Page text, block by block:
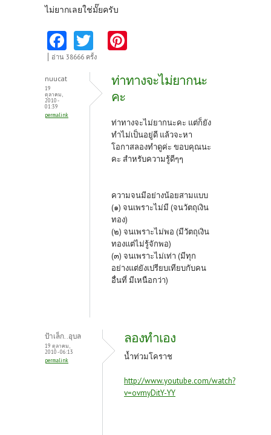
ไม่ยากเลยใช่มั๊ยครับ
Fa
ce
b
o
w
itt
er
er
t
อ่าน 38666 ครั้ง
nuucat
19
ตุลาคม,
2010 -
01:39
permalink
ท่าทางจะไม่ยากนะ
คะ
ท่าทางจะไม่ยากนะคะ แต่ก็ยัง
ทำไม่เป็นอยู่ดี แล้วจะหา
โอกาสลองทำดูค่ะ ขอบคุณนะ
คะ สำหรับความรู้ดีๆๆ
ความจนมีอย่างน้อยสามแบบ
(๑) จนเพราะไม่มี (จนวัตถุเงิน
ทอง)
(๒) จนเพราะไม่พอ (มีวัตถุเงิน
ทองแต่ไม่รู้จักพอ)
(๓) จนเพราะไม่เท่า (มีทุก
อย่างแต่ยังเปรียบเทียบกับคน
อื่นที่ มีเหนือกว่า)
ป้าเล็ก..อุบล
19 ตุลาคม,
2010 - 06:13
permalink
ลองทำเอง
น้ำท่วมโคราช
http://www.youtube.com/watch?
v=ovmyDitY-YY